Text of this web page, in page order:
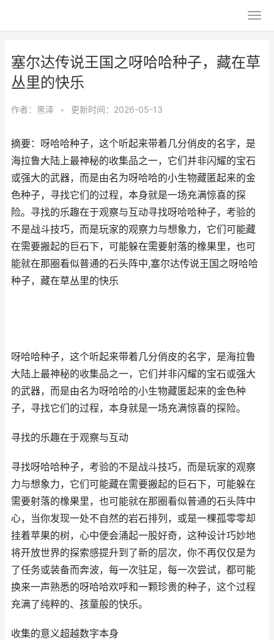
塞尔达传说王国之呀哈哈种子，藏在草
丛里的快乐
作者： 黑泽 • 更新时间：2026-05-13
摘要：呀哈哈种子，这个听起来带着几分俏皮的名字，是
海拉鲁大陆上最神秘的收集品之一，它们并非闪耀的宝石
或强大的武器，而是由名为呀哈哈的小生物藏匿起来的金
色种子，寻找它们的过程，本身就是一场充满惊喜的探
险。寻找的乐趣在于观察与互动寻找呀哈哈种子，考验的
不是战斗技巧，而是玩家的观察力与想象力，它们可能藏
在需要搬起的巨石下，可能躲在需要射落的橡果里，也可
能就在那圈看似普通的石头阵中,塞尔达传说王国之呀哈哈
种子，藏在草丛里的快乐
呀哈哈种子，这个听起来带着几分俏皮的名字，是海拉鲁
大陆上最神秘的收集品之一，它们并非闪耀的宝石或强大
的武器，而是由名为呀哈哈的小生物藏匿起来的金色种
子，寻找它们的过程，本身就是一场充满惊喜的探险。
寻找的乐趣在于观察与互动
寻找呀哈哈种子，考验的不是战斗技巧，而是玩家的观察
力与想象力，它们可能藏在需要搬起的巨石下，可能躲在
需要射落的橡果里，也可能就在那圈看似普通的石头阵中
心，当你发现一处不自然的岩石排列，或是一棵孤零零却
挂着苹果的树，心中便会涌起一股好奇，这种设计巧妙地
将开放世界的探索感提升到了新的层次，你不再仅仅是为
了任务或装备而奔波，每一次驻足，每一次尝试，都可能
换来一声熟悉的呀哈哈欢呼和一颗珍贵的种子，这个过程
充满了纯粹的、孩童般的快乐。
收集的意义超越数字本身